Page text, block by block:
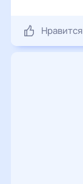
Нравится